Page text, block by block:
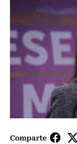
Comparte